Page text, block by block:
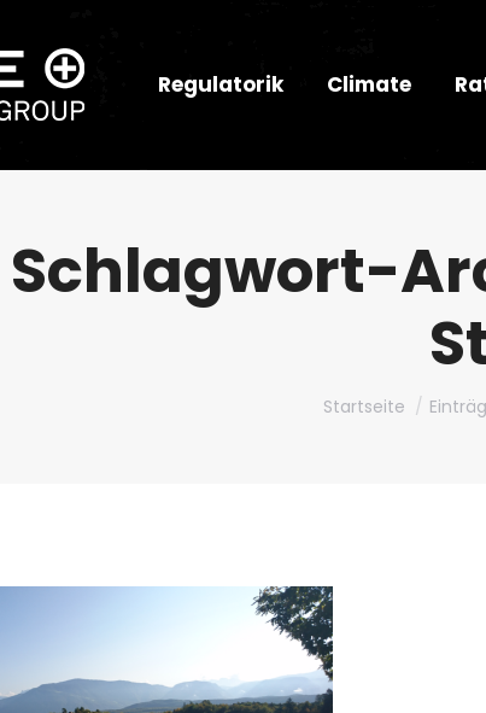
Regulatorik Climate
Schlagwort-
Du bist hier:
Startseite